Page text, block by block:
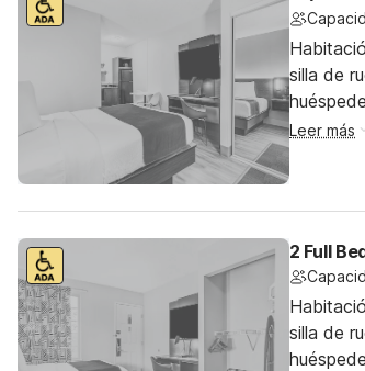
silla de
Leer más
2 Full
silla de